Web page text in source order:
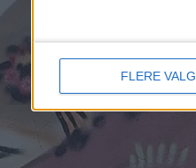
FLERE VALG